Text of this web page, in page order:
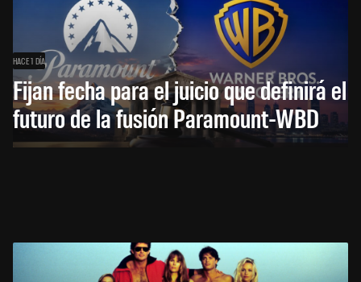
HACE 1 DÍA
Fijan fecha para el juicio que definirá el
futuro de la fusión Paramount-WBD